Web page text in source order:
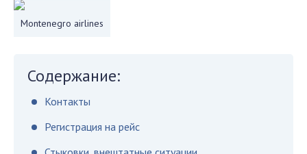
Montenegro airlines
Содержание:
Контакты
Регистрация на рейс